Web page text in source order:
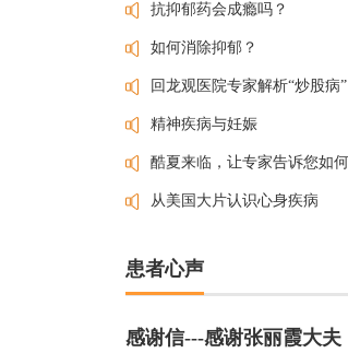
抑
抗抑郁药会成瘾吗？
如何消除抑郁？
回龙观医院专家解析“炒股病
精神疾病与妊娠
酷夏来临，让专家告诉您如
从美国大片认识心身疾病
患者心声
感谢信---感谢张丽霞大夫